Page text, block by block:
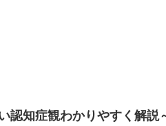
認知症観わかりやすく解説